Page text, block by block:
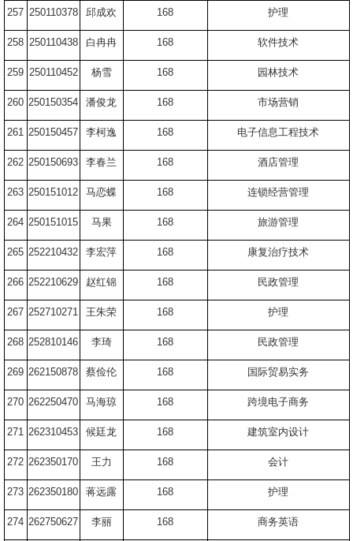
257 250110378 邱成欢 168 护理
258 250110438 白冉冉 168 软件技术
259 250110452 杨雪 168 园林技术
260 250150354 潘俊龙 168 市场营销
261 250150457 李柯逸 168 电子信息工程技术
262 250150693 李春兰 168 酒店管理
263 250151012 马恋蝶 168 连锁经营管理
264 250151015 马果 168 旅游管理
265 252210432 李宏萍 168 康复治疗技术
266 252210629 赵红锦 168 民政管理
267 252710271 王朱荣 168 护理
268 252810146 李琦 168 民政管理
269 262150878 蔡俭伦 168 国际贸易实务
270 262250470 马海琼 168 跨境电子商务
271 262310453 候廷龙 168 建筑室内设计
272 262350170 王力 168 会计
273 262350180 蒋远露 168 护理
274 262750627 李丽 168 商务英语